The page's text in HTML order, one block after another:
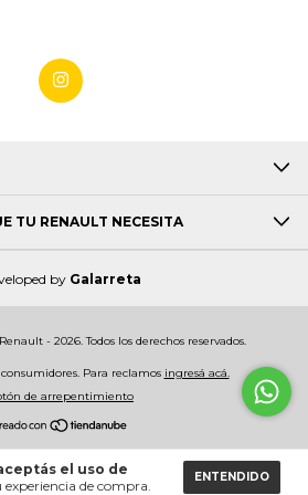
el uso de
de compra.
ENTENDIDO
TU RENAULT NECESITA
by Galarreta
- 2026. Todos los derechos reservados.
Para reclamos ingresá acá.
de arrepentimiento